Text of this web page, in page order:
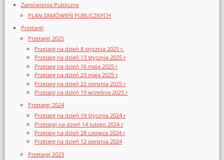
Zamówienia Publiczne
PLAN ZAMÓWIEŃ PUBLICZNYCH
Przetargi
Przetargi 2025
Przetarg na dzień 8 stycznia 2025 r.
Przetarg na dzień 13 stycznia 2025 r
Przetarg na dzień 16 maja 2025 r
Przetarg na dzień 23 maja 2025 r
Przetarg na dzień 22 sierpnia 2025 r
Przetarg na dzień 19 września 2025 r
Przetargi 2024
Przetarg na dzień 19 stycznia 2024 r
Przetargi na dzień 14 lutego 2024 r
Przetarg na dzień 28 czerwca 2024 r
Przetarg na dzień 12 sierpnia 2024
Przetargi 2023